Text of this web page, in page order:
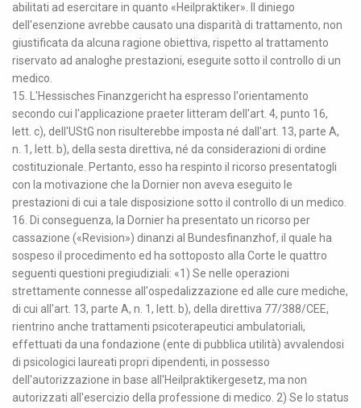
abilitati ad esercitare in quanto «Heilpraktiker». Il diniego
dell'esenzione avrebbe causato una disparità di trattamento, non
giustificata da alcuna ragione obiettiva, rispetto al trattamento
riservato ad analoghe prestazioni, eseguite sotto il controllo di un
medico.
15. L'Hessisches Finanzgericht ha espresso l'orientamento
secondo cui l'applicazione praeter litteram dell'art. 4, punto 16,
lett. c), dell'UStG non risulterebbe imposta né dall'art. 13, parte A,
n. 1, lett. b), della sesta direttiva, né da considerazioni di ordine
costituzionale. Pertanto, esso ha respinto il ricorso presentatogli
con la motivazione che la Dornier non aveva eseguito le
prestazioni di cui a tale disposizione sotto il controllo di un medico.
16. Di conseguenza, la Dornier ha presentato un ricorso per
cassazione («Revision») dinanzi al Bundesfinanzhof, il quale ha
sospeso il procedimento ed ha sottoposto alla Corte le quattro
seguenti questioni pregiudiziali: «1) Se nelle operazioni
strettamente connesse all'ospedalizzazione ed alle cure mediche,
di cui all'art. 13, parte A, n. 1, lett. b), della direttiva 77/388/CEE,
rientrino anche trattamenti psicoterapeutici ambulatoriali,
effettuati da una fondazione (ente di pubblica utilità) avvalendosi
di psicologici laureati propri dipendenti, in possesso
dell'autorizzazione in base all'Heilpraktikergesetz, ma non
autorizzati all'esercizio della professione di medico. 2) Se lo status